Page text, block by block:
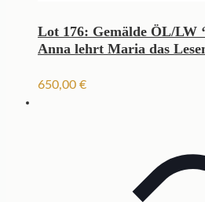
Lot 176: Gemälde ÖL/LW
Anna lehrt Maria das
650,00 €